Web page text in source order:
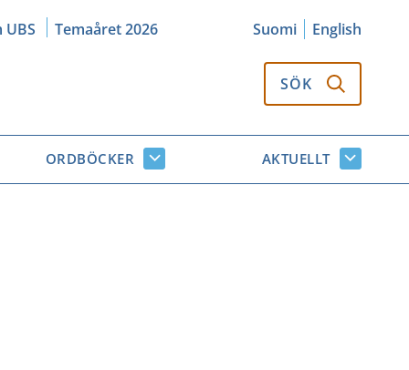
Temaåret 2026 Suomi
English
SÖK
ORDBÖCKER
Ordböcker
undersidor
AKTUELLT
Aktuellt